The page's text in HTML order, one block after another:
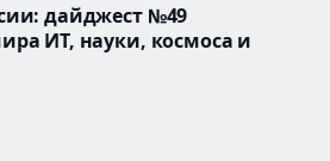
дайджест №49
ИТ, науки, космоса и